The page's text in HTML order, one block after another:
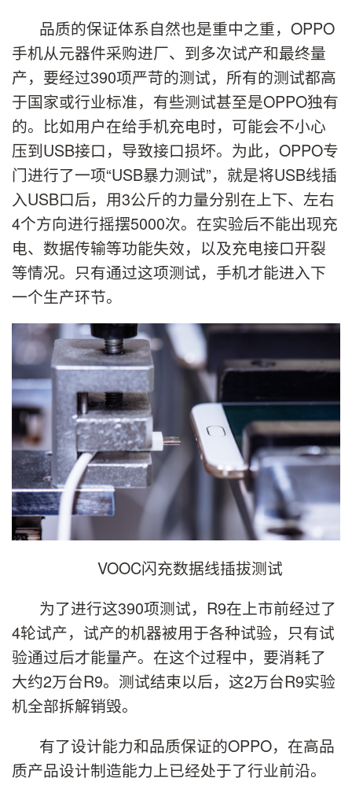
品质的保证体系自然也是重中之重，OPPO
手机从元器件采购进厂、到多次试产和最终量
产，要经过390项严苛的测试，所有的测试都高
于国家或行业标准，有些测试甚至是OPPO独有
的。比如用户在给手机充电时，可能会不小心
压到USB接口，导致接口损坏。为此，OPPO专
门进行了一项“USB暴力测试”，就是将USB线插
入USB口后，用3公斤的力量分别在上下、左右
4个方向进行摇摆5000次。在实验后不能出现充
电、数据传输等功能失效，以及充电接口开裂
等情况。只有通过这项测试，手机才能进入下
一个生产环节。
VOOC闪充数据线插拔测试
为了进行这390项测试，R9在上市前经过了
4轮试产，试产的机器被用于各种试验，只有试
验通过后才能量产。在这个过程中，要消耗了
大约2万台R9。测试结束以后，这2万台R9实验
机全部拆解销毁。
有了设计能力和品质保证的OPPO，在高品
质产品设计制造能力上已经处于了行业前沿。